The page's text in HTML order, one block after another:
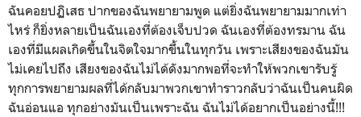
ฉันคอยปฏิเสธ ปากของฉันพยายามพูด แต่ยิ่งฉันพยายามมากเท่า
ไหร่ ก็ยิ่งหลายเป็นฉันเองที่ต้องเจ็บปวด ฉันเองที่ต้องทรมาน ฉัน
เองที่มีแผลเกิดขึ้นในจิตใจมากขึ้นในทุกวัน เพราะเสียงของฉันมัน
ไม่เคยไปถึง เสียงของฉันไม่ได้ดังมากพอที่จะทำให้พวกเขารับรู้
ทุกการพยายามผลที่ได้กลับมาพวกเขาทำราวกลับว่าฉันเป็นคนผิด
ฉันอ่อนแอ ทุกอย่างมันเป็นเพราะฉัน ฉันไม่ได้อยากเป็นอย่างนี้!!!